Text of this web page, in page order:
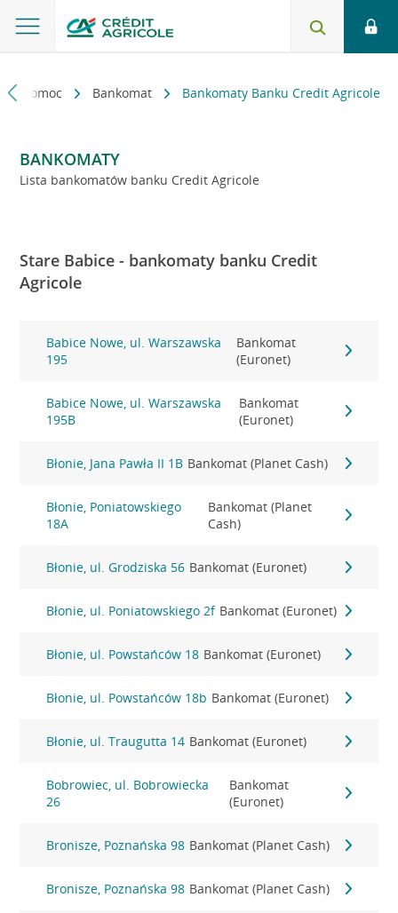
i pomoc Bankomat Bankomaty Banku Credit Agricole
BANKOMATY
Lista bankomatów banku Credit Agricole
Stare Babice - bankomaty banku Credit
Agricole
Babice Nowe, ul. Warszawska
195
Bankomat
(Euronet)
Babice Nowe, ul. Warszawska
195B
Bankomat
(Euronet)
Błonie, Jana Pawła II 1B Bankomat (Planet Cash)
Błonie, Poniatowskiego
18A
Bankomat (Planet
Cash)
Błonie, ul. Grodziska 56 Bankomat (Euronet)
Błonie, ul. Poniatowskiego 2f Bankomat (Euronet)
Błonie, ul. Powstańców 18 Bankomat (Euronet)
Błonie, ul. Powstańców 18b Bankomat (Euronet)
Błonie, ul. Traugutta 14 Bankomat (Euronet)
Bobrowiec, ul. Bobrowiecka
26
Bankomat
(Euronet)
Bronisze, Poznańska 98 Bankomat (Planet Cash)
Bronisze, Poznańska 98 Bankomat (Planet Cash)